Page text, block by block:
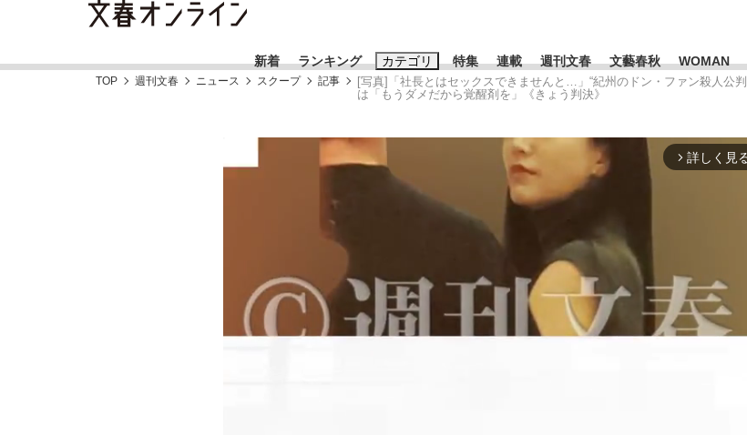
新着 ランキング カテゴリ
「最悪の空気
特集 連載 週刊文春 文藝春秋 WOMAN
おすすめのキーワードタグ一覧
#藤田晋 #高市早苗
#玉木雄一郎
TOP 週刊文春 ニュース スクープ 記事
[写真]「社長とはセックスできませんと…」“紀州のドン・ファン殺人公
は「もうダメだから覚醒剤を」《きょう判決》
arrow_forward_ios 詳しく見